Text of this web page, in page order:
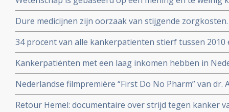
collega's n.a.v. 30 diepte interviews met hoogleraren,
postdocs, assistenten in opleiding (PhD’ers) en
Dure medicijnen zijn oorzaak van stijgende
opsporingstechnieken zorgt voor meer
IKNL en RIVM
34 procent van alle kankerpatienten stierf tussen 2010
diagnose. Toch spreekt Integraal Kankercentrum
verbetering
Kankerpatiënten met een laag inkomen hebben in
aan de ziekte te overlijden dan welvarende patiënten.
het Integraal Kankercentrum Nederland
Nederlandse filmpremière “First Do No Pharm” van
november 2024
Retour Hemel: documentaire over strijd tegen kanker